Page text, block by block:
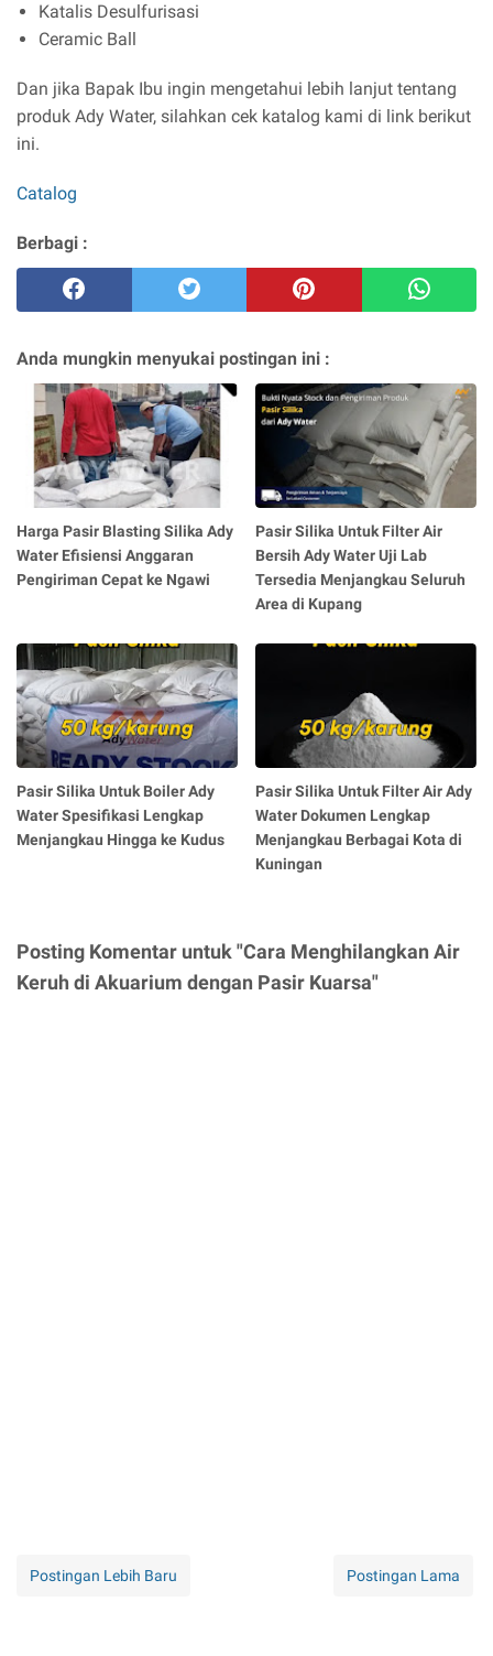
Katalis Desulfurisasi
Ceramic Ball
Dan jika Bapak Ibu ingin mengetahui lebih lanjut tentang
produk Ady Water, silahkan cek katalog kami di link berikut
ini.
Catalog
Berbagi :
Anda mungkin menyukai postingan ini :
Harga Pasir Blasting Silika Ady
Water Efisiensi Anggaran
Pengiriman Cepat ke Ngawi
Pasir Silika Untuk Filter Air
Bersih Ady Water Uji Lab
Tersedia Menjangkau Seluruh
Area di Kupang
Pasir Silika Untuk Boiler Ady
Water Spesifikasi Lengkap
Menjangkau Hingga ke Kudus
Pasir Silika Untuk Filter Air Ady
Water Dokumen Lengkap
Menjangkau Berbagai Kota di
Kuningan
Posting Komentar untuk "Cara Menghilangkan Air
Keruh di Akuarium dengan Pasir Kuarsa"
Postingan Lebih Baru Postingan Lama